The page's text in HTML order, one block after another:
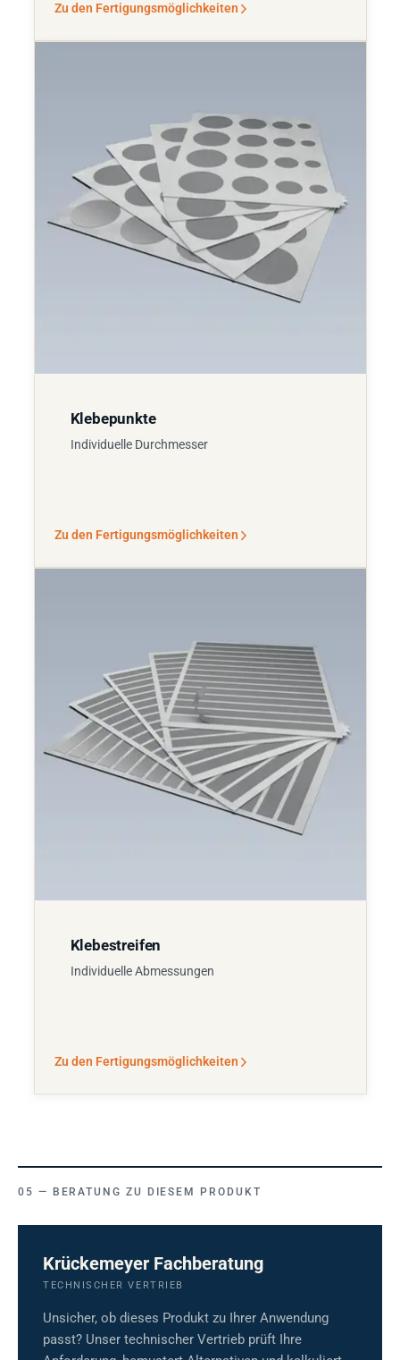
Zu den Fertigungsmöglichkeiten
Klebepunkte
Individuelle Durchmesser
Zu den Fertigungsmöglichkeiten
Klebestreifen
Individuelle Abmessungen
Zu den Fertigungsmöglichkeiten
BERATUNG ZU DIESEM PRODUKT
Krückemeyer Fachberatung
TECHNISCHER VERTRIEB
Unsicher, ob dieses Produkt zu Ihrer Anwendung
passt? Unser technischer Vertrieb prüft Ihre